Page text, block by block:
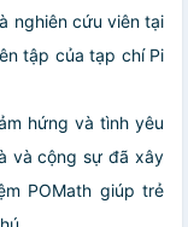
nghiên cứu viên tại
tập của tạp chí Pi
hứng và tình yêu
và cộng sự đã xây
POMath giúp trẻ